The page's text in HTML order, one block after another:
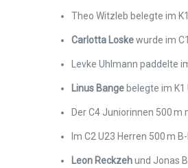
Theo Witzleb belegte im
Carlotta Loskewurde im
Levke Uhlmann paddelte
Linus Bange belegte im K1
Der C4 Juniorinnen 500 m
Im C2 U23 Herren 500 m
Leon Reckzehund Jonas